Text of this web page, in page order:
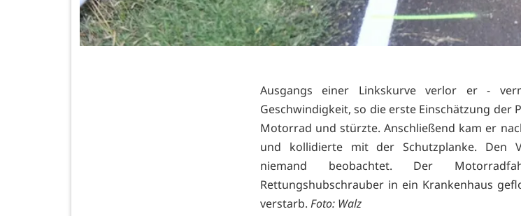
Ausgangs einer Linkskurve verlor er -
Geschwindigkeit, so die erste Einschätzung der
Motorrad und stürzte. Anschließend kam er
und kollidierte mit der Schutzplanke. Den
niemand beobachtet. Der
Rettungshubschrauber in ein Krankenhaus
verstarb. Foto: Walz